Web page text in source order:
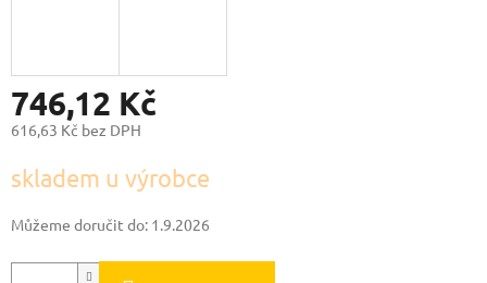
746,12 Kč
616,63 Kč bez DPH
cena:
skladem u výrobce
Můžeme doručit do: 1.9.2026